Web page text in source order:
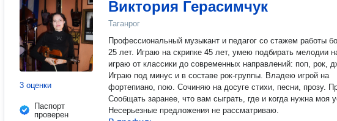
3 оценки
Паспорт
проверен
Виктория Герасимчук
Таганрог
Профессиональный музыкант и педагог со стажем работы
25 лет. Играю на скрипке 45 лет, умею подбирать мелодии
играю от классики до современных направлений: поп, рок,
Играю под минус и в составе рок-группы. Владею игрой на
фортепиано, пою. Сочиняю на досуге стихи, песни, прозу. Просьба!
Сообщать заранее, что вам сыграть, где и когда нужна моя
Несерьезные предложения не рассматриваю.